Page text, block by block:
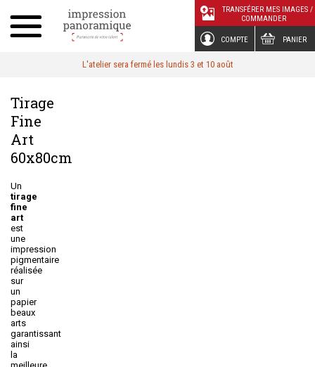
COMPTE PANIER
TRANSFÉRER MES IMAGES /
COMMANDER
L'atelier sera fermé les lundis 3 et 10 août
Tirage
Fine
Art
60x80cm
Un
tirage
fine
art
est
une
impression
pigmentaire
réalisée
sur
un
papier
beaux
arts
garantissant
ainsi
la